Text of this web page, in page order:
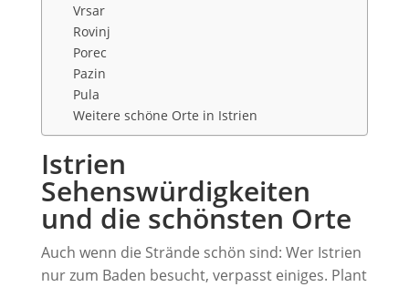
Vrsar
Rovinj
Porec
Pazin
Pula
Weitere schöne Orte in Istrien
Istrien
Sehenswürdigkeiten
und die schönsten Orte
Auch wenn die Strände schön sind: Wer Istrien
nur zum Baden besucht, verpasst einiges. Plant